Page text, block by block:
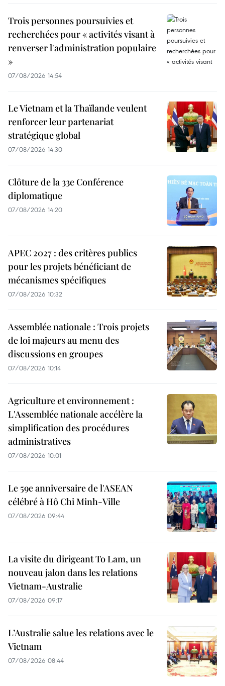
Trois personnes poursuivies et
recherchées pour « activités visant à
renverser l'administration populaire
»
07/08/2026 14:54
Le Vietnam et la Thaïlande veulent
renforcer leur partenariat
stratégique global
07/08/2026 14:30
Clôture de la 33e Conférence
diplomatique
07/08/2026 14:20
APEC 2027 : des critères publics
pour les projets bénéficiant de
mécanismes spécifiques
07/08/2026 10:32
Assemblée nationale : Trois projets
de loi majeurs au menu des
discussions en groupes
07/08/2026 10:14
Agriculture et environnement :
L'Assemblée nationale accélère la
simplification des procédures
administratives
07/08/2026 10:01
Le 59e anniversaire de l'ASEAN
célébré à Hô Chi Minh-Ville
07/08/2026 09:44
La visite du dirigeant To Lam, un
nouveau jalon dans les relations
Vietnam-Australie
07/08/2026 09:17
L’Australie salue les relations avec le
Vietnam
07/08/2026 08:44